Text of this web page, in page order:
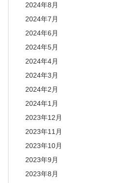
2024年8月
2024年7月
2024年6月
2024年5月
2024年4月
2024年3月
2024年2月
2024年1月
2023年12月
2023年11月
2023年10月
2023年9月
2023年8月